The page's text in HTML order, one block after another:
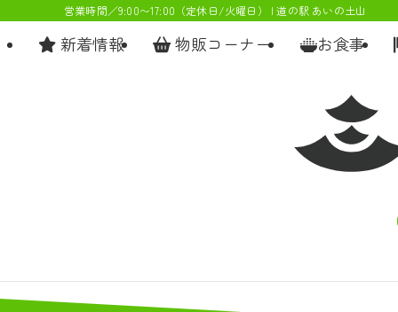
営業時間／9:00〜17:00（定休日/火曜日） | 道の駅 あいの土山
新着情報 物販コーナー お食事